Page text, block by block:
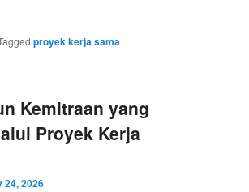
proyek kerja sama
Kemitraan yang
Proyek Kerja
24, 2026